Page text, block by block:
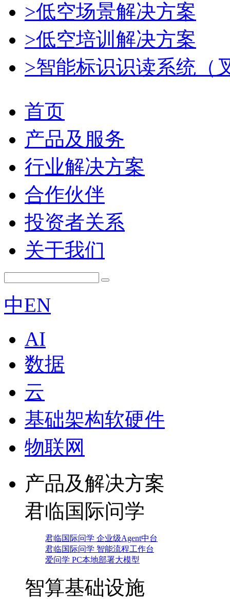
>低空场景解决方案
>低空培训解决方案
>智能标识识读系统（
首页
产品及服务
行业解决方案
合作伙伴
投资者关系
关于我们
中EN
AI
数据
云
基础架构软硬件
物联网
产品及解决方案
君临国际问学
君临国际问学 企业级Agent中台
君临国际问学 智能流程工作台
爱问学 PC本地部署大模型
智算基础设施